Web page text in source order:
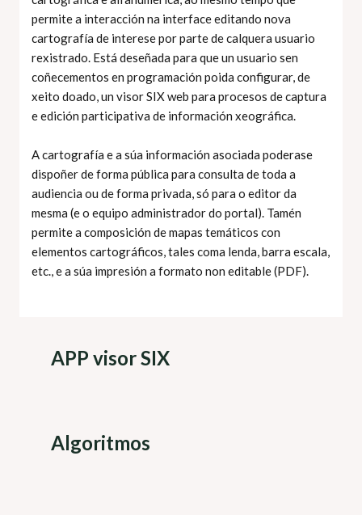
permite a interacción na interface editando nova
cartografía de interese por parte de calquera usuario
rexistrado. Está deseñada para que un usuario sen
coñecementos en programación poida configurar, de
xeito doado, un visor SIX web para procesos de captura
e edición participativa de información xeográfica.
A cartografía e a súa información asociada poderase
dispoñer de forma pública para consulta de toda a
audiencia ou de forma privada, só para o editor da
mesma (e o equipo administrador do portal). Tamén
permite a composición de mapas temáticos con
elementos cartográficos, tales coma lenda, barra escala,
etc., e a súa impresión a formato non editable (PDF).
APP visor SIX
Algoritmos